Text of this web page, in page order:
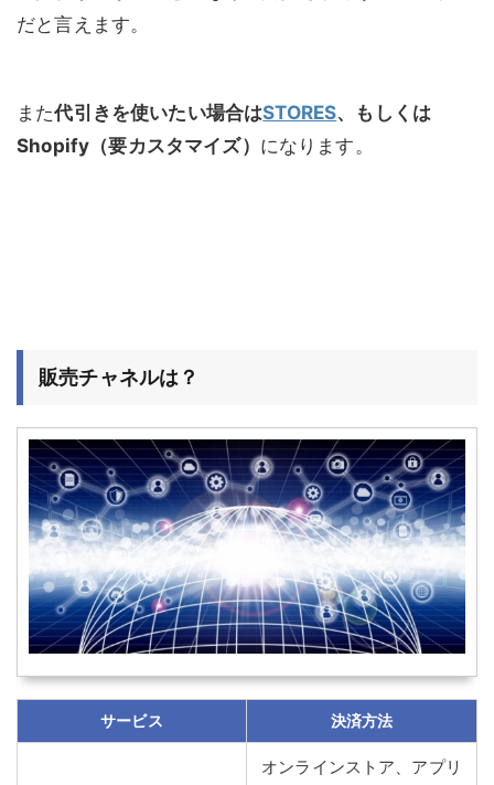
だと言えます。
また代引きを使いたい場合はSTORES、もしくは
Shopify（要カスタマイズ） になります。
販売チャネルは？
サービス 決済方法
オンラインストア、アプリ